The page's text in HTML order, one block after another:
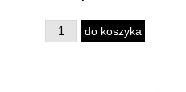
do koszyka